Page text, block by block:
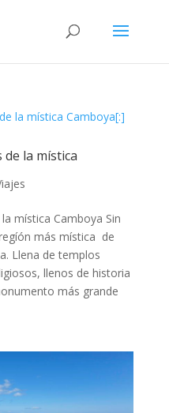
de la mística
mística Camboya Sin
más mística de
Llena de templos
llenos de historia
más grande